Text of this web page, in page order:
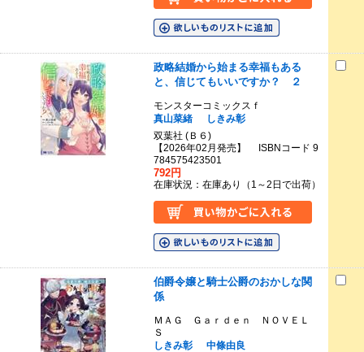
政略結婚から始まる幸福もある
と、信じてもいいですか？ ２
モンスターコミックスｆ
真山菜緒
しきみ彰
双葉社 (Ｂ６)
【2026年02月発売】 ISBNコード 9
784575423501
792円
在庫状況：在庫あり（1～2日で出荷）
伯爵令嬢と騎士公爵のおかしな関
係
ＭＡＧ Ｇａｒｄｅｎ ＮＯＶＥＬ
Ｓ
しきみ彰
中條由良